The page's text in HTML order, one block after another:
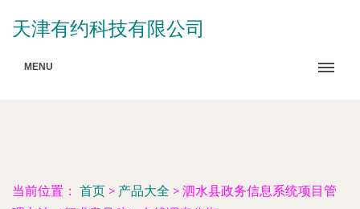
天津有约科技有限公司
MENU
当前位置： 首页 > 产品大全 > 泗水县政务信息系统项目管